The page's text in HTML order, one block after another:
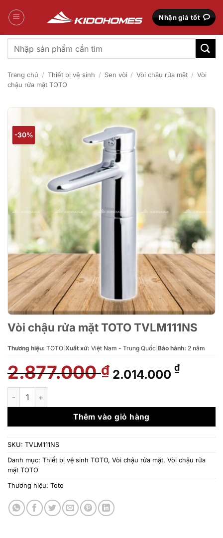
qua
Nhận giá tốt
Tìm
kiếm:
Trang chủ / Thiết bị vệ sinh / Sen vòi / Vòi chậu rửa mặt / Vòi
chậu rửa mặt TOTO
-30%
Vòi chậu rửa mặt TOTO TVLM111NS
Thương hiệu: TOTO Xuất xứ: Việt Nam - Trung Quốc Bảo hành: 2 năm
2.877.000₫ Giá
gốc
2.877.000 ₫.
2.014.000 ₫Giá
là:
Vòi chậu rửa mặt TOTO TVLM111NS số lượng
Thêm vào giỏ hàng
SKU: TVLM111NS
Danh mục: Thiết bị vệ sinh TOTO, Vòi chậu rửa mặt, Vòi chậu rửa
mặt TOTO
Thương hiệu: Toto